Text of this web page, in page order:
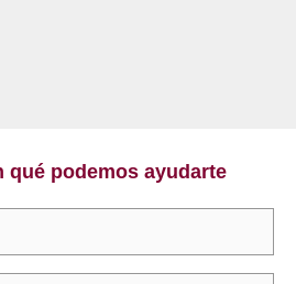
qué podemos ayudarte